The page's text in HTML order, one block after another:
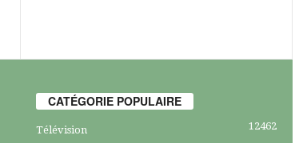
CATÉGORIE POPULAIRE
Télévision 12462